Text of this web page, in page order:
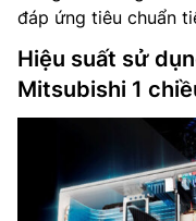
đáp ứng tiêu chuẩn
Hiệu suất sử
Mitsubishi 1